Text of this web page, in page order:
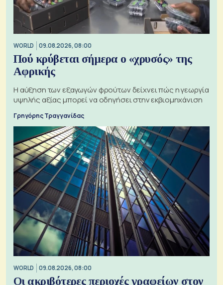
WORLD 09.08.2026, 08:00
Πού κρύβεται σήμερα ο «χρυσός» της
Αφρικής
Η αύξηση των εξαγωγών φρούτων δείχνει πώς η γεωργία
υψηλής αξίας μπορεί να οδηγήσει στην εκβιομηχάνιση
Γρηγόρης Τραγγανίδας
WORLD 09.08.2026, 08:00
Οι ακριβότερες περιοχές γραφείων στον